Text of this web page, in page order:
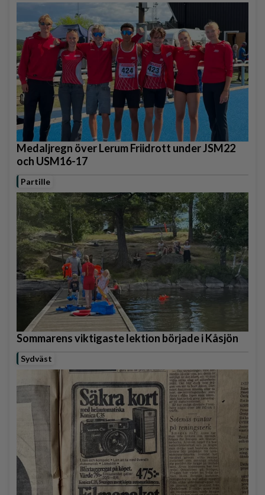
Medaljregn över Lerum Friidrott under JSM22
och USM16-17
Partille
Sommarens viktigaste lektion började i Kåsjön
Sydväst